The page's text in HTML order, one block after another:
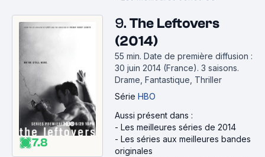
7.8
9. The Leftovers
(2014)
55 min. Date de première diffusion :
30 juin 2014 (France). 3 saisons.
Drame, Fantastique, Thriller
Série HBO
Aussi présent dans :
- Les meilleures séries de 2014
- Les séries aux meilleures bandes
originales